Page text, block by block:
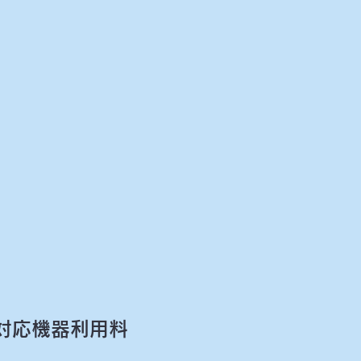
応機器利用料